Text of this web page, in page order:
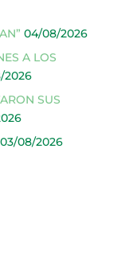
04/08/2026
A LOS
2026
SUS
03/08/2026